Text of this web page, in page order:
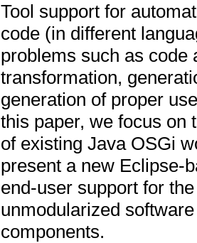
Tool support for
code (in different
problems such as code
transformation,
generation of proper
this paper, we focus on
of existing Java OSGi
present a new Eclipse-
end-user support for
unmodularized
components.